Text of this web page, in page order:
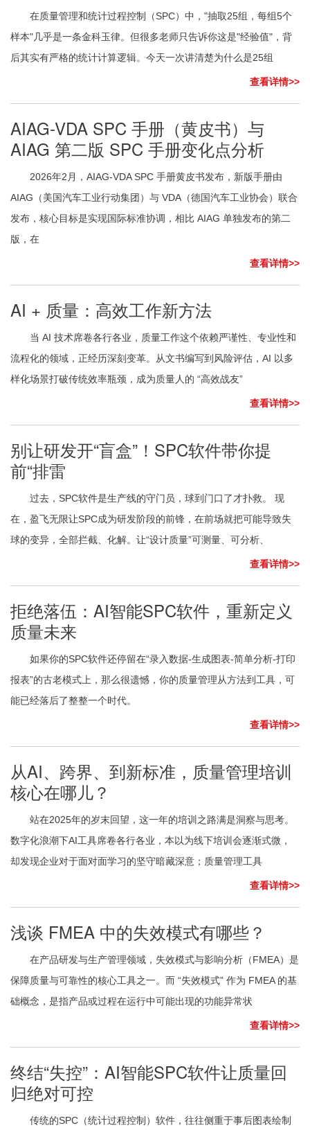
在质量管理和统计过程控制（SPC）中，"抽取25组，每组5个
样本"几乎是一条金科玉律。但很多老师只告诉你这是"经验值"，背
后其实有严格的统计计算逻辑。今天一次讲清楚为什么是25组
查看详情>>
AIAG-VDA SPC 手册（黄皮书）与
AIAG 第二版 SPC 手册变化点分析
2026年2月，AIAG-VDA SPC 手册黄皮书发布，新版手册由
AIAG（美国汽车工业行动集团）与 VDA（德国汽车工业协会）联合
发布，核心目标是实现国际标准协调，相比 AIAG 单独发布的第二
版，在
查看详情>>
AI + 质量：高效工作新方法
当 AI 技术席卷各行各业，质量工作这个依赖严谨性、专业性和
流程化的领域，正经历深刻变革。从文书编写到风险评估，AI 以多
样化场景打破传统效率瓶颈，成为质量人的 “高效战友”
查看详情>>
别让研发开“盲盒”！SPC软件带你提
前“排雷
过去，SPC软件是生产线的守门员，球到门口了才扑救。 现
在，盈飞无限让SPC成为研发阶段的前锋，在前场就把可能导致失
球的变异，全部拦截、化解。让“设计质量”可测量、可分析、
查看详情>>
拒绝落伍：AI智能SPC软件，重新定义
质量未来
如果你的SPC软件还停留在“录入数据-生成图表-简单分析-打印
报表”的古老模式上，那么很遗憾，你的质量管理从方法到工具，可
能已经落后了整整一个时代。
查看详情>>
从AI、跨界、到新标准，质量管理培训
核心在哪儿？
站在2025年的岁末回望，这一年的培训之路满是洞察与思考。
数字化浪潮下AI工具席卷各行各业，本以为线下培训会逐渐式微，
却发现企业对于面对面学习的坚守暗藏深意；质量管理工具
查看详情>>
浅谈 FMEA 中的失效模式有哪些？
在产品研发与生产管理领域，失效模式与影响分析（FMEA）是
保障质量与可靠性的核心工具之一。而 “失效模式” 作为 FMEA 的基
础概念，是指产品或过程在运行中可能出现的功能异常状
查看详情>>
终结“失控”：AI智能SPC软件让质量回
归绝对可控
传统的SPC（统计过程控制）软件，往往侧重于事后图表绘制